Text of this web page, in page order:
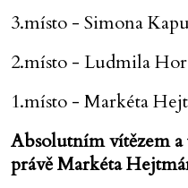
3.místo - Simona
2.místo - Ludmila
1.místo - Markéta
Absolutním vítězem
právě Markéta